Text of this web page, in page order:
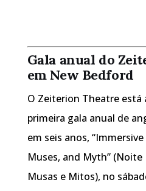
Gala anual do
em New Bedford
O Zeiterion Theatre está
primeira gala anual de
em seis anos,
Muses, and Myth” (Noite
Musas e Mitos), no